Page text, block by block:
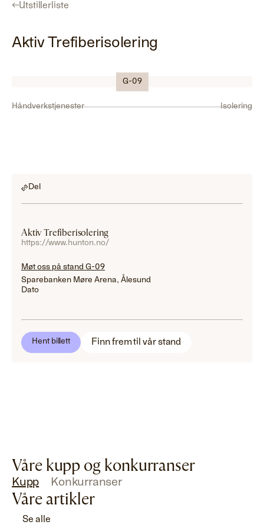
←Utstillerliste
Aktiv Trefiberisolering
G-09
Logo
Håndverkstjenester Isolering
Del
Aktiv Trefiberisolering
https://www.hunton.no/
Møt oss på stand G-09
Sparebanken Møre Arena, Ålesund
Dato
Hent billett Finn frem til vår stand
Våre kupp og konkurranser
Kupp Konkurranser
Våre artikler
Se alle